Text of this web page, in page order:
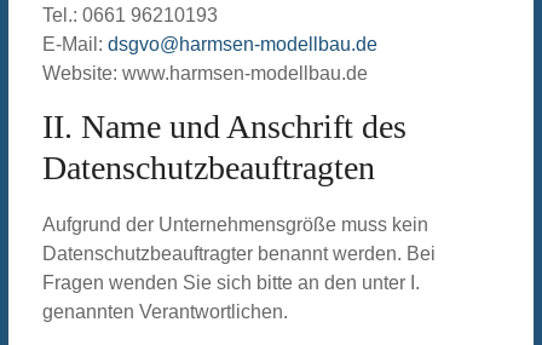
Tel.: 0661 96210193
E-Mail: dsgvo@harmsen-modellbau.de
Website: www.harmsen-modellbau.de
II. Name und Anschrift des
Datenschutzbeauftragten
Aufgrund der Unternehmensgröße muss kein
Datenschutzbeauftragter benannt werden. Bei
Fragen wenden Sie sich bitte an den unter I.
genannten Verantwortlichen.